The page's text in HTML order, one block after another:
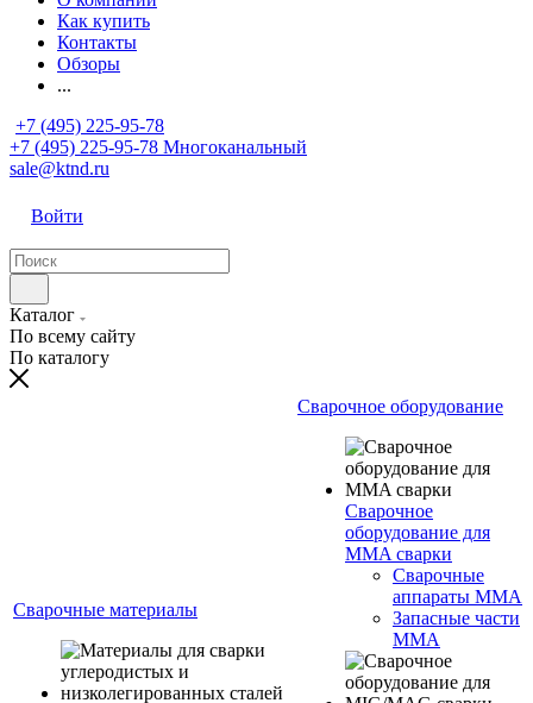
Как купить
Контакты
Обзоры
...
+7 (495) 225-95-78
+7 (495) 225-95-78 Многоканальный
sale@ktnd.ru
Войти
Каталог
По всему сайту
По каталогу
Сварочные материалы
Сварочное оборудование
Сварочное
оборудование для
MMA сварки
Сварочные
аппараты MMA
Запасные части
MMA